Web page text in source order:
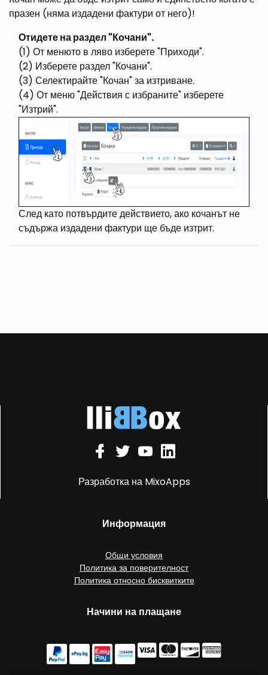
празен (няма издадени фактури от него)!
Отидете на раздел "Кочани".
(1) От менюто в ляво изберете "Приходи".
(2) Изберете раздел "Кочани".
(3) Селектирайте "Кочан" за изтриване.
(4) От меню "Действия с избраните" изберете
"Изтрий".
След като потвърдите действието, ако кочанът не
съдържа издадени фактури ще бъде изтрит.
Информация
Общи условия
Политика за поверителност
Политика относно бисквитките
Разработка на MixoApps
Начини на плащане